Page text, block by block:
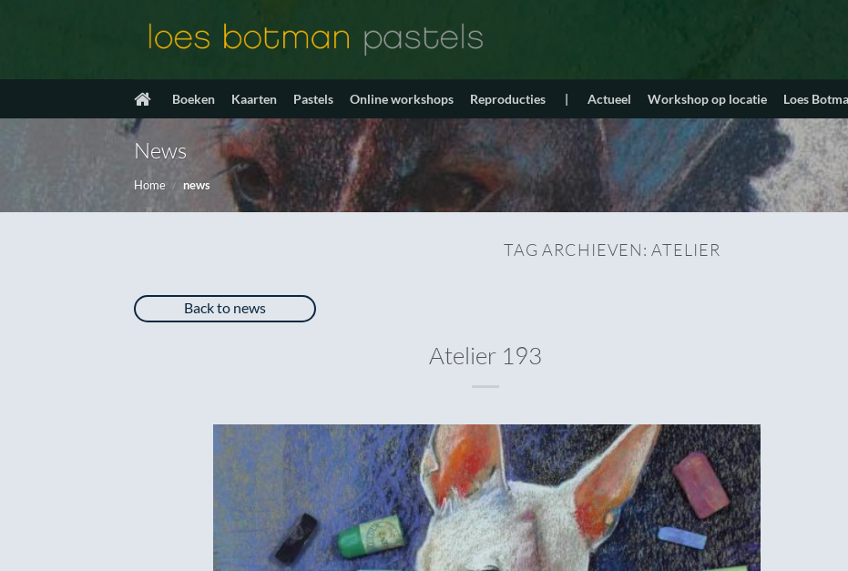
Boeken Kaarten Pastels Online workshops Reproducties | Actueel Workshop op locatie Loes
News
Home / news
TAG ARCHIEVEN:ATELIER
Back to news
Atelier 193